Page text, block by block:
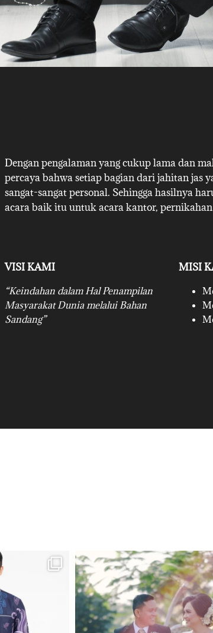
Dengan pengalaman yang cukup lama dan
percaya bahwa setiap bagian dari jahitan jas
sangat-sangat personal. Sehingga hasilnya
acara baik itu untuk acara kantor,
VISI KAMI
“Keindahan dalam Hal Penampilan
Masyarakat Dunia melalui Bahan
Sandang”
MISI